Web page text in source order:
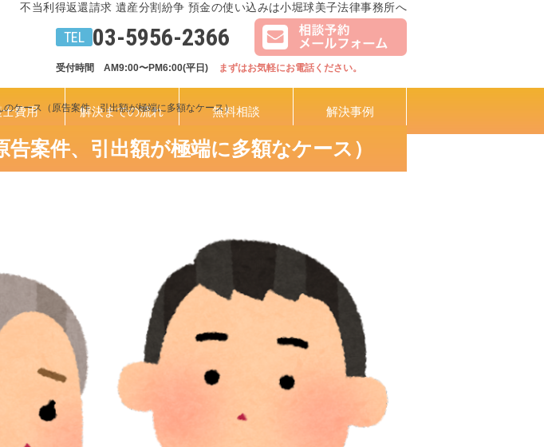
不当利得返還請求 遺産分割紛争 預金の使い込みは小堀球美子法律事務所へ
03-5956-2366
受付時間　AM9:00〜PM6:00(平日) まずはお気軽にお電話ください。
費用 解決までの流れ 無料相談 解決事例
のケース（原告案件、引出額が極端に多額なケース）
告案件、引出額が極端に多額なケース）